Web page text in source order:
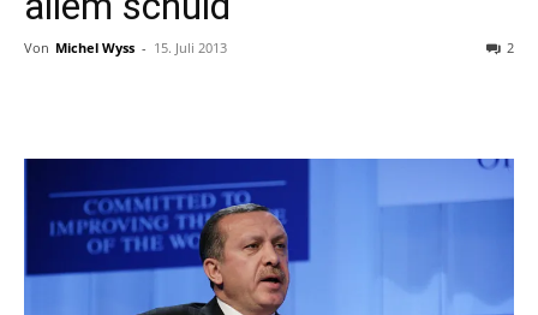
Von Michel Wyss - 15. Juli 2013 2